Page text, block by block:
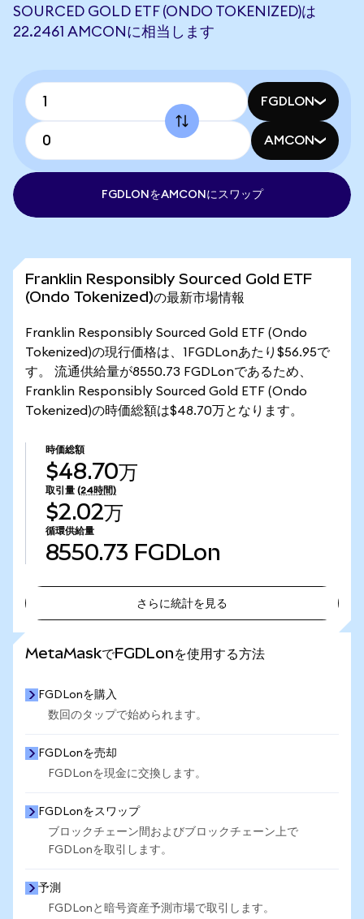
SOURCED GOLD ETF (ONDO TOKENIZED)は
22.2461 AMCONに相当します
FGDLON
AMCON
FGDLONをAMCONにスワップ
Franklin Responsibly Sourced Gold ETF
(Ondo Tokenized)の最新市場情報
Franklin Responsibly Sourced Gold ETF (Ondo
Tokenized)の現行価格は、1FGDLonあたり$56.95で
す。 流通供給量が8550.73 FGDLonであるため、
Franklin Responsibly Sourced Gold ETF (Ondo
Tokenized)の時価総額は$48.70万となります。
時価総額
$48.70万
取引量 (24時間)
$2.02万
循環供給量
8550.73 FGDLon
さらに統計を見る
MetaMaskでFGDLonを使用する方法
FGDLonを購入
数回のタップで始められます。
FGDLonを売却
FGDLonを現金に交換します。
FGDLonをスワップ
ブロックチェーン間およびブロックチェーン上で
FGDLonを取引します。
予測
FGDLonと暗号資産予測市場で取引します。